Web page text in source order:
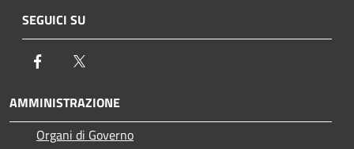
SEGUICI SU
Facebook
AMMINISTRAZIONE
Organi di Governo